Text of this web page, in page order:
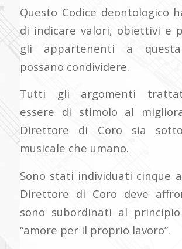
Questo Codice deontologico
di indicare valori, obiettivi e
gli appartenenti a
possano condividere.
Tutti gli argomenti
essere di stimolo al
Direttore di Coro sia
musicale che umano.
Sono stati individuati cinque
Direttore di Coro deve
sono subordinati al principio
“amore per il proprio lavoro”.